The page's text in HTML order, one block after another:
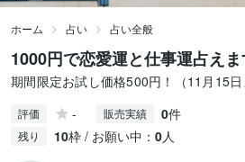
ホーム 占い 占い全般
1000円で恋愛運と仕事運占え
期間限定お試し価格500円！（11月15日
評価 - 販売実績 0件
残り 10枠 / お願い中： 0人